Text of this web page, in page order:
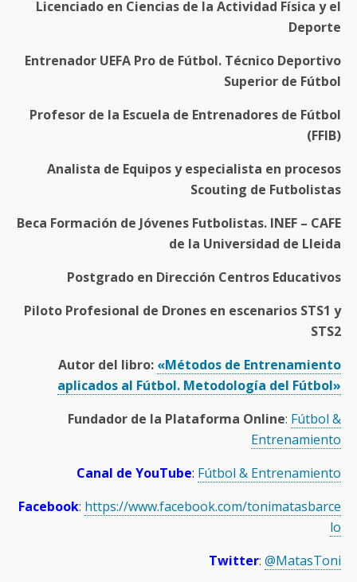
Licenciado en Ciencias de la Actividad Física y el
Deporte
Entrenador UEFA Pro de Fútbol. Técnico Deportivo
Superior de Fútbol
Profesor de la Escuela de Entrenadores de Fútbol
(FFIB)
Analista de Equipos y especialista en procesos
Scouting de Futbolistas
Beca Formación de Jóvenes Futbolistas. INEF – CAFE
de la Universidad de Lleida
Postgrado en Dirección Centros Educativos
Piloto Profesional de Drones en escenarios STS1 y
STS2
Autor del libro: «Métodos de Entrenamiento
aplicados al Fútbol. Metodología del Fútbol»
Fundador de la Plataforma Online: Fútbol &
Entrenamiento
Canal de YouTube: Fútbol & Entrenamiento
Facebook: https://www.facebook.com/tonimatasbarce
lo
Twitter: @MatasToni